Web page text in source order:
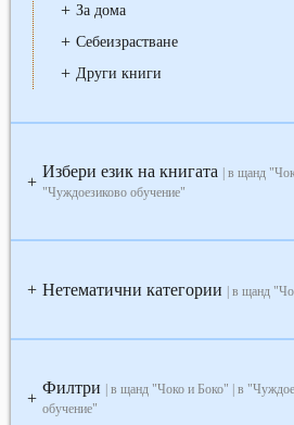
+ За дома
+ Себеизрастване
+ Други книги
+
Избери език на книгата
| в щанд
"Чуждоезиково обучение"
+ Нетематични категории | в щанд
+
Филтри
| в щанд "Чоко и Боко" | в
обучение"